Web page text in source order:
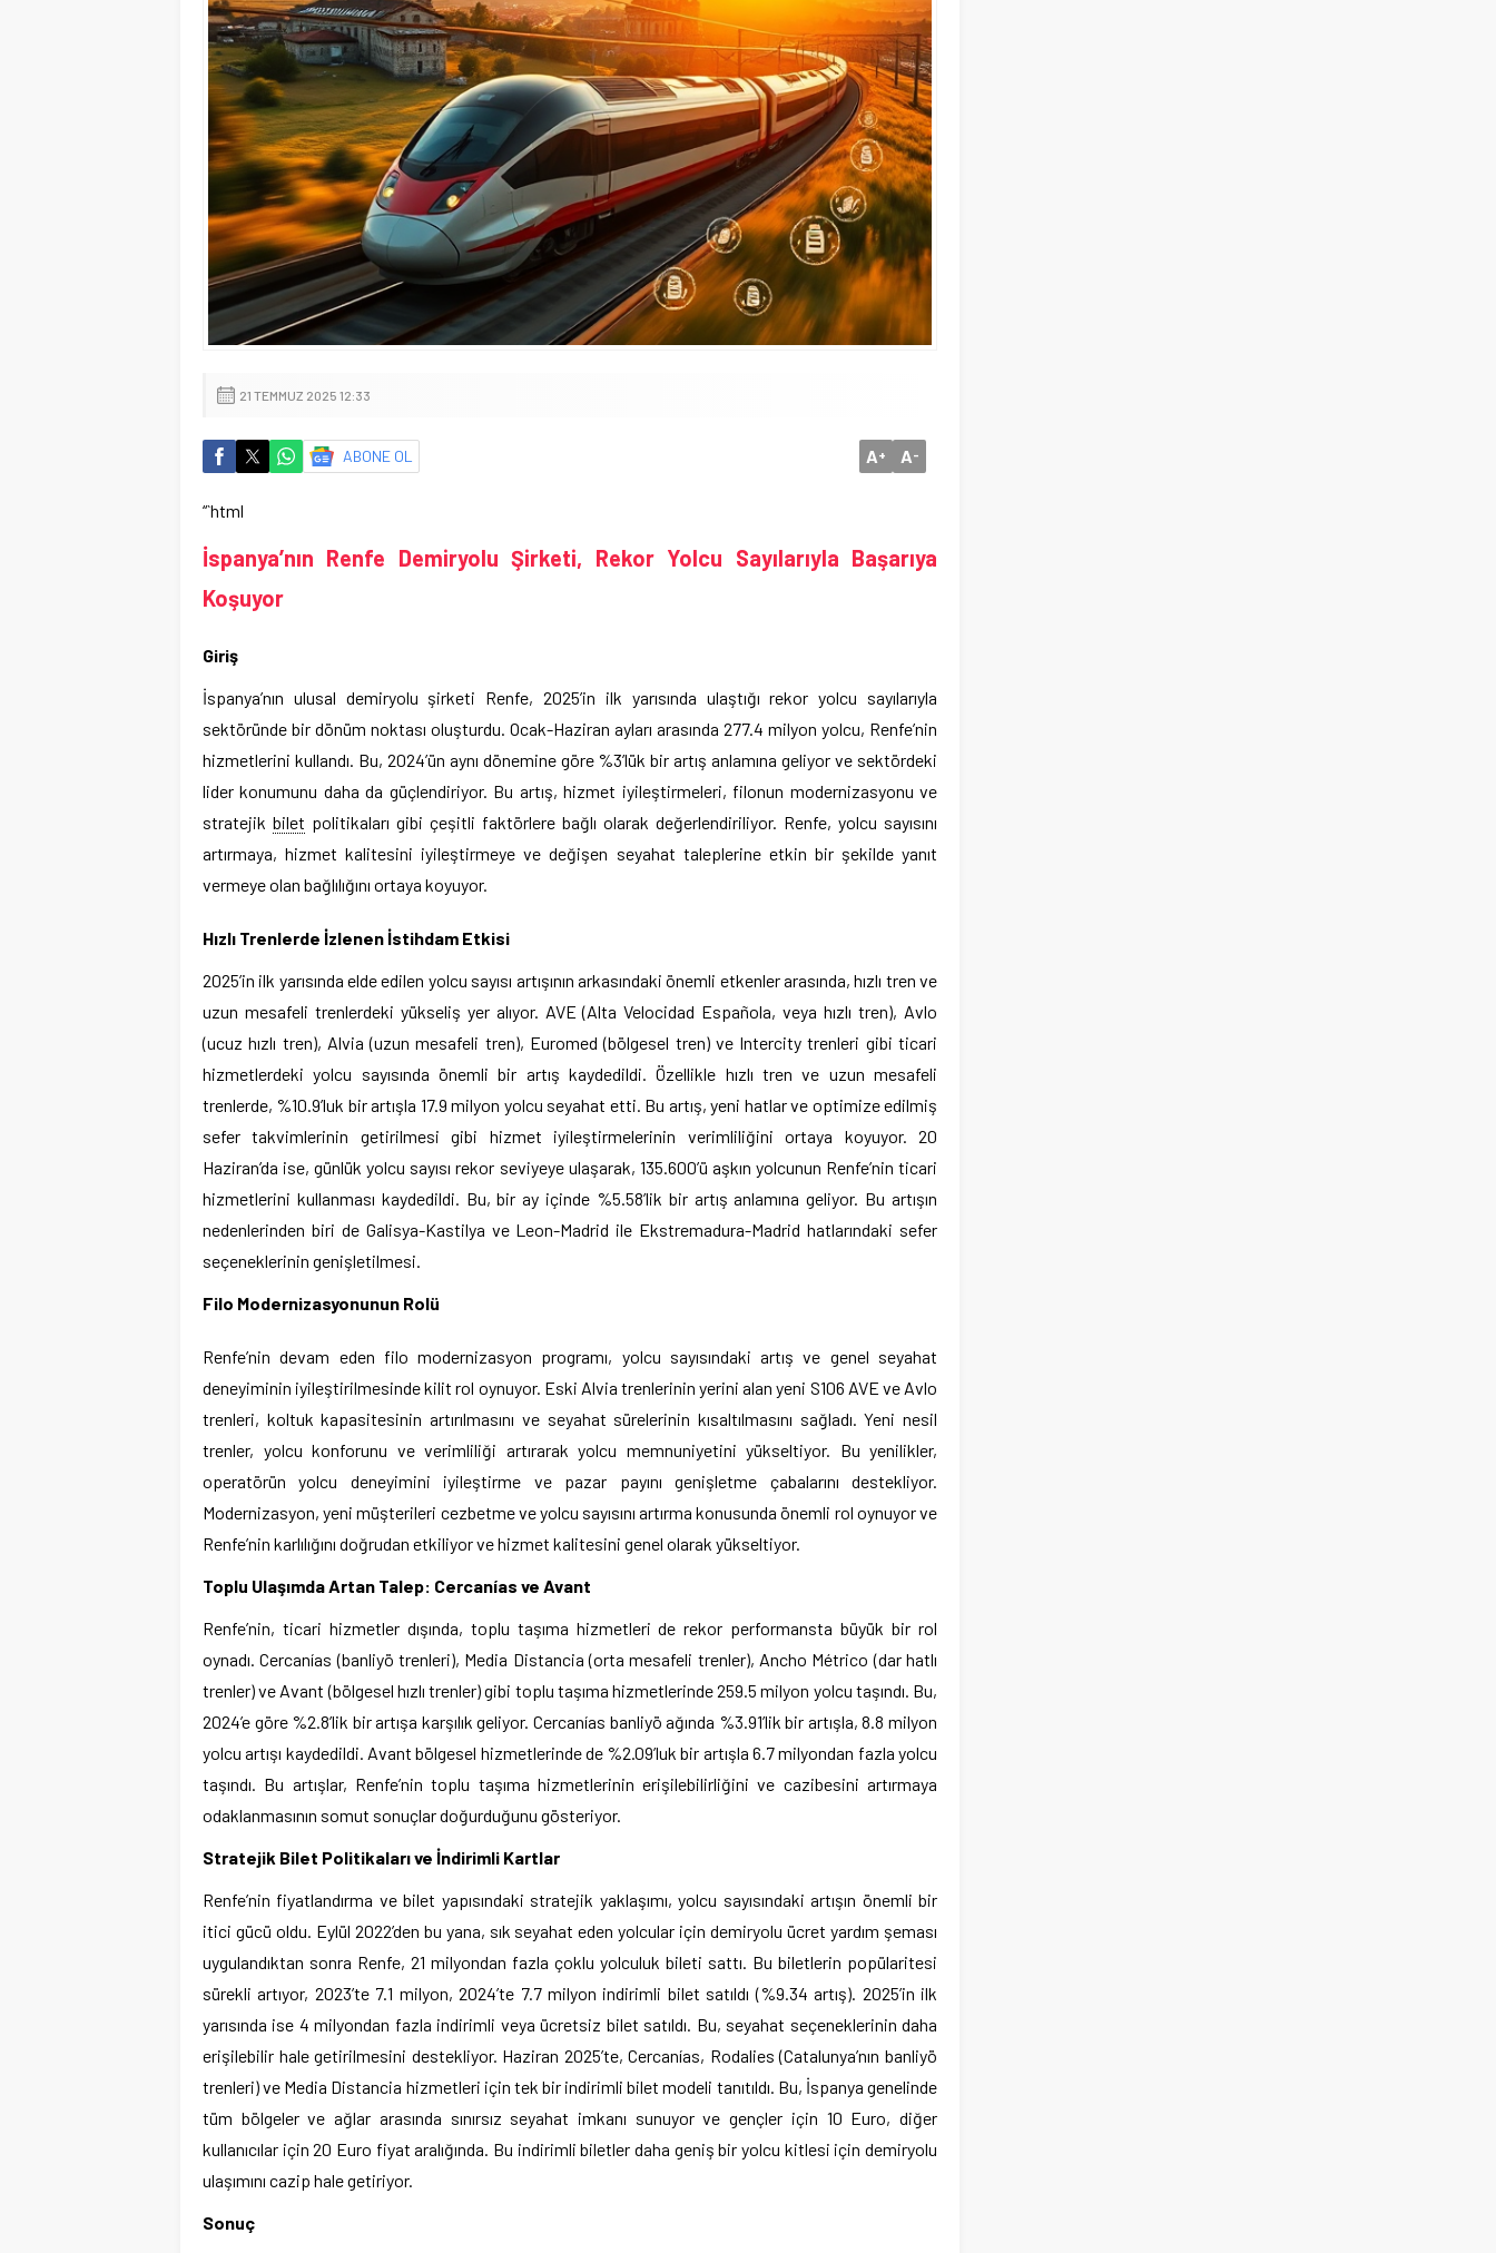
21 TEMMUZ 2025 12:33
ABONE OL A+ A-
“`html
İspanya’nın Renfe Demiryolu Şirketi, Rekor Yolcu Sayılarıyla Başarıya
Koşuyor
Giriş
İspanya’nın ulusal demiryolu şirketi Renfe, 2025’in ilk yarısında ulaştığı rekor yolcu sayılarıyla
sektöründe bir dönüm noktası oluşturdu. Ocak-Haziran ayları arasında 277.4 milyon yolcu, Renfe’nin
hizmetlerini kullandı. Bu, 2024’ün aynı dönemine göre %3’lük bir artış anlamına geliyor ve sektördeki
lider konumunu daha da güçlendiriyor. Bu artış, hizmet iyileştirmeleri, filonun modernizasyonu ve
stratejik bilet politikaları gibi çeşitli faktörlere bağlı olarak değerlendiriliyor. Renfe, yolcu sayısını
artırmaya, hizmet kalitesini iyileştirmeye ve değişen seyahat taleplerine etkin bir şekilde yanıt
vermeye olan bağlılığını ortaya koyuyor.
Hızlı Trenlerde İzlenen İstihdam Etkisi
2025’in ilk yarısında elde edilen yolcu sayısı artışının arkasındaki önemli etkenler arasında, hızlı tren ve
uzun mesafeli trenlerdeki yükseliş yer alıyor. AVE (Alta Velocidad Española, veya hızlı tren), Avlo
(ucuz hızlı tren), Alvia (uzun mesafeli tren), Euromed (bölgesel tren) ve Intercity trenleri gibi ticari
hizmetlerdeki yolcu sayısında önemli bir artış kaydedildi. Özellikle hızlı tren ve uzun mesafeli
trenlerde, %10.9’luk bir artışla 17.9 milyon yolcu seyahat etti. Bu artış, yeni hatlar ve optimize edilmiş
sefer takvimlerinin getirilmesi gibi hizmet iyileştirmelerinin verimliliğini ortaya koyuyor. 20
Haziran’da ise, günlük yolcu sayısı rekor seviyeye ulaşarak, 135.600’ü aşkın yolcunun Renfe’nin ticari
hizmetlerini kullanması kaydedildi. Bu, bir ay içinde %5.58’lik bir artış anlamına geliyor. Bu artışın
nedenlerinden biri de Galisya-Kastilya ve Leon-Madrid ile Ekstremadura-Madrid hatlarındaki sefer
seçeneklerinin genişletilmesi.
Filo Modernizasyonunun Rolü
Renfe’nin devam eden filo modernizasyon programı, yolcu sayısındaki artış ve genel seyahat
deneyiminin iyileştirilmesinde kilit rol oynuyor. Eski Alvia trenlerinin yerini alan yeni S106 AVE ve Avlo
trenleri, koltuk kapasitesinin artırılmasını ve seyahat sürelerinin kısaltılmasını sağladı. Yeni nesil
trenler, yolcu konforunu ve verimliliği artırarak yolcu memnuniyetini yükseltiyor. Bu yenilikler,
operatörün yolcu deneyimini iyileştirme ve pazar payını genişletme çabalarını destekliyor.
Modernizasyon, yeni müşterileri cezbetme ve yolcu sayısını artırma konusunda önemli rol oynuyor ve
Renfe’nin karlılığını doğrudan etkiliyor ve hizmet kalitesini genel olarak yükseltiyor.
Toplu Ulaşımda Artan Talep: Cercanías ve Avant
Renfe’nin, ticari hizmetler dışında, toplu taşıma hizmetleri de rekor performansta büyük bir rol
oynadı. Cercanías (banliyö trenleri), Media Distancia (orta mesafeli trenler), Ancho Métrico (dar hatlı
trenler) ve Avant (bölgesel hızlı trenler) gibi toplu taşıma hizmetlerinde 259.5 milyon yolcu taşındı. Bu,
2024’e göre %2.8’lik bir artışa karşılık geliyor. Cercanías banliyö ağında %3.91’lik bir artışla, 8.8 milyon
yolcu artışı kaydedildi. Avant bölgesel hizmetlerinde de %2.09’luk bir artışla 6.7 milyondan fazla yolcu
taşındı. Bu artışlar, Renfe’nin toplu taşıma hizmetlerinin erişilebilirliğini ve cazibesini artırmaya
odaklanmasının somut sonuçlar doğurduğunu gösteriyor.
Stratejik Bilet Politikaları ve İndirimli Kartlar
Renfe’nin fiyatlandırma ve bilet yapısındaki stratejik yaklaşımı, yolcu sayısındaki artışın önemli bir
itici gücü oldu. Eylül 2022’den bu yana, sık seyahat eden yolcular için demiryolu ücret yardım şeması
uygulandıktan sonra Renfe, 21 milyondan fazla çoklu yolculuk bileti sattı. Bu biletlerin popülaritesi
sürekli artıyor, 2023’te 7.1 milyon, 2024’te 7.7 milyon indirimli bilet satıldı (%9.34 artış). 2025’in ilk
yarısında ise 4 milyondan fazla indirimli veya ücretsiz bilet satıldı. Bu, seyahat seçeneklerinin daha
erişilebilir hale getirilmesini destekliyor. Haziran 2025’te, Cercanías, Rodalies (Catalunya’nın banliyö
trenleri) ve Media Distancia hizmetleri için tek bir indirimli bilet modeli tanıtıldı. Bu, İspanya genelinde
tüm bölgeler ve ağlar arasında sınırsız seyahat imkanı sunuyor ve gençler için 10 Euro, diğer
kullanıcılar için 20 Euro fiyat aralığında. Bu indirimli biletler daha geniş bir yolcu kitlesi için demiryolu
ulaşımını cazip hale getiriyor.
Sonuç